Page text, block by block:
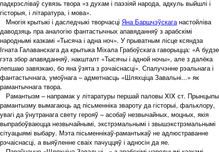
падкрэсліваў сувязь твора «з духам і паэзіяй народа, адкуль выйшлі і
гісторыя, і літаратура, і мова».
Многія крытыкі і даследчыкі творчасці Яна Баршчэўскаганастойліва
даводзяць пра аналогію фантастычных апавяданняў з арабскімі
народнымі казкамі «Тысяча і адна ноч». У прыватным лісце ксяндза
Ігната Галаванскага да крытыка Міхала Грабоўскага гаворыцца: «А будзе
гэта збор апавяданняў, накшталт «Тысячы і адной ночы», але з далёка
лепшаю завязкаю, бо яна ўзята з рэчаіснасці». Спалучэнне рэальнага і
фантастычнага, умоўнага – адметнасць «Шляхціца Завальні...» як
рамантычнага твора.
Рамантызм – напрамак у літаратуры першай паловы XІX ст. Прынцыпы
рамантызму вымагаюць ад пісьменніка звароту да гісторыі, фальклору,
увагі да ўнутранага свету герояў – асобаў незвычайных, моцных, якія
выпрабоўваюцца незвычайнымі, экстрэмальнымі і звышэкстрэмальнымі
сітуацыямі выбару. Мэта пісьменнікаў-рамантыкаў не адлюстраванне
рэчаіснасці, а выяўленне сваіх пачуццяў і адносін да яе.